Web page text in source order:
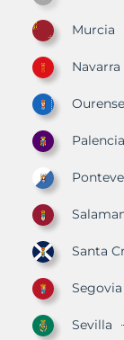
Murcia
Navarra
Ourense
Palencia
Santa
Segovia
Sevilla